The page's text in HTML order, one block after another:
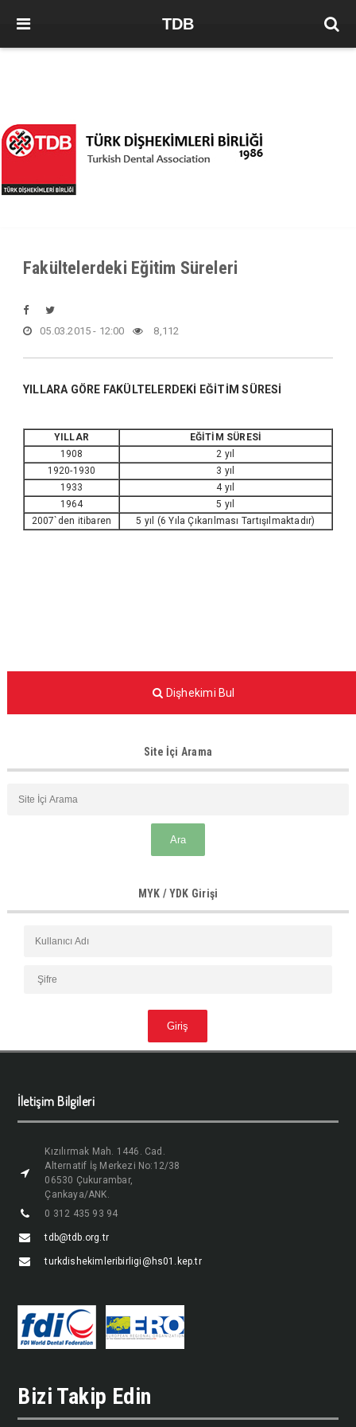
TDB
Fakültelerdeki Eğitim Süreleri
05.03.2015 - 12:00 8,112
YILLARA GÖRE FAKÜLTELERDEKİ EĞİTİM SÜRESİ
YILLAR
EĞİTİM SÜRESİ
1908
2 yıl
1920-1930
3 yıl
1933
4 yıl
1964
5 yıl
2007`den itibaren
5 yıl (6 Yıla Çıkarılması Tartışılmaktadır)
Dişhekimi Bul
Site İçi Arama
MYK / YDK Girişi
İletişim Bilgileri
Kızılırmak Mah. 1446. Cad.
Alternatif İş Merkezi No:12/38
06530 Çukurambar,
Çankaya/ANK.
0 312 435 93 94
tdb@tdb.org.tr
turkdishekimleribirligi@hs01.kep.tr
Bizi Takip Edin